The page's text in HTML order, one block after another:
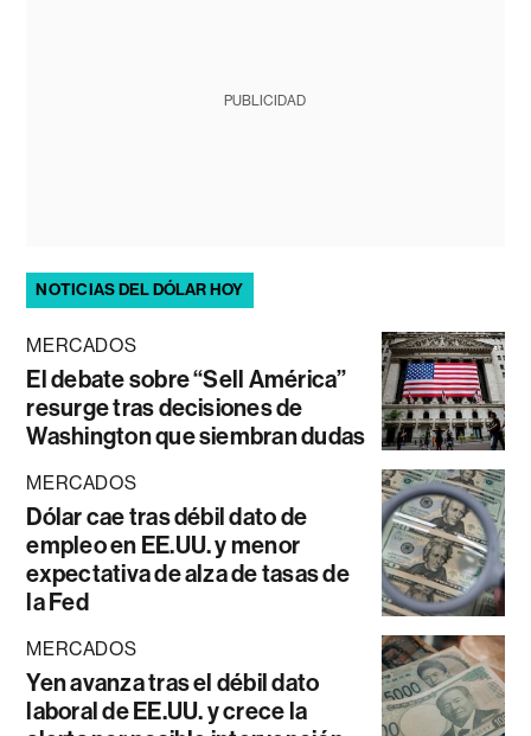
PUBLICIDAD
NOTICIAS DEL DÓLAR HOY
MERCADOS
El debate sobre “Sell América”
resurge tras decisiones de
Washington que siembran dudas
MERCADOS
Dólar cae tras débil dato de
empleo en EE.UU. y menor
expectativa de alza de tasas de
la Fed
MERCADOS
Yen avanza tras el débil dato
laboral de EE.UU. y crece la